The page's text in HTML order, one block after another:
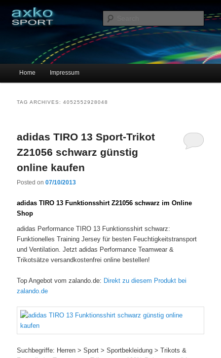
axko-sport – Sportschuhe online
Main menu
Skip to primary content
Skip to secondary content
Home Impressum
TAG ARCHIVES:4052552928048
adidas TIRO 13 Sport-Trikot
Z21056 schwarz günstig
online kaufen
Posted on07/10/2013
adidas TIRO 13 Funktionsshirt Z21056 schwarz im Online
Shop
adidas Performance TIRO 13 Funktionsshirt schwarz:
Funktionelles Training Jersey für besten Feuchtigkeitstransport
und Ventilation. Jetzt adidas Performance Teamwear &
Trikotsätze versandkostenfrei online bestellen!
Top Angebot vom zalando.de: Direkt zu diesem Produkt bei
zalando.de
Suchbegriffe: Herren > Sport > Sportbekleidung > Trikots &